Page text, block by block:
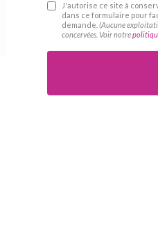
J'autorise ce site à
dans ce formulaire pour
demande. (Aucune
concervées. Voir notre